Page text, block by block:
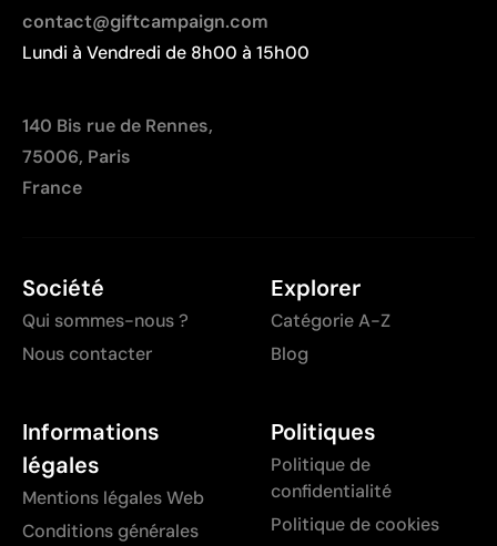
contact@giftcampaign.com
Lundi à Vendredi de 8h00 à 15h00
140 Bis rue de Rennes,
75006, Paris
France
Société
Qui sommes-nous ?
Nous contacter
Explorer
Catégorie A-Z
Blog
Informations
légales
Mentions légales Web
Conditions générales
Politiques
Politique de
confidentialité
Politique de cookies